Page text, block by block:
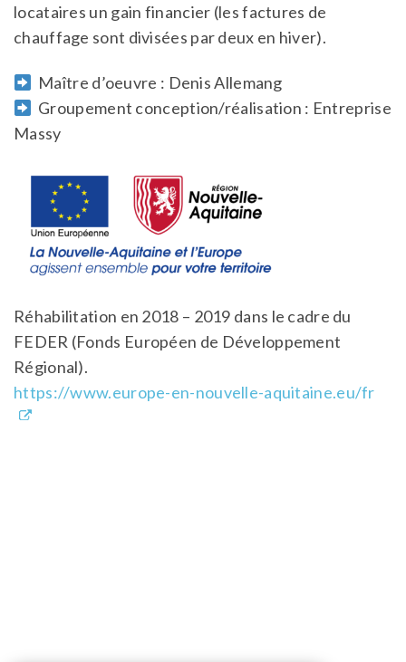
locataires un gain financier (les factures de
chauffage sont divisées par deux en hiver).
Maître d’oeuvre : Denis Allemang
Groupement conception/réalisation : Entreprise
Massy
Réhabilitation en 2018 – 2019 dans le cadre du
FEDER (Fonds Européen de Développement
Régional).
https://www.europe-en-nouvelle-aquitaine.eu/fr